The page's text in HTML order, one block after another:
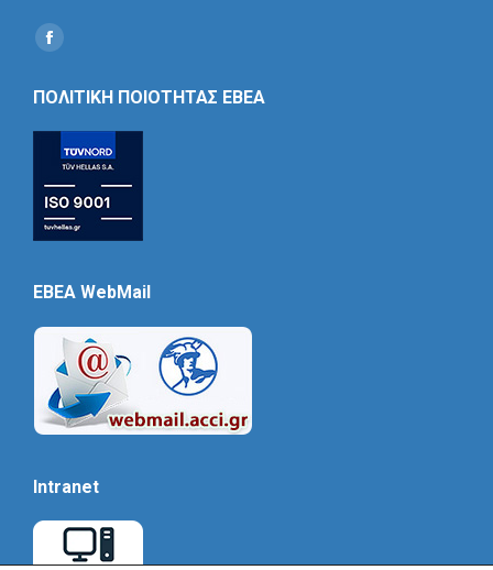
Find us on:
Social
ΠΟΛΙΤΙΚΗ ΠΟΙΟΤΗΤΑΣ ΕΒΕΑ
EBEA WebMail
Intranet